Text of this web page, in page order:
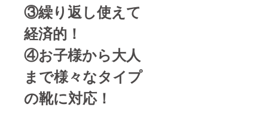
③繰り返し使えて
経済的！
④お子様から大人
まで様々なタイプ
の靴に対応！